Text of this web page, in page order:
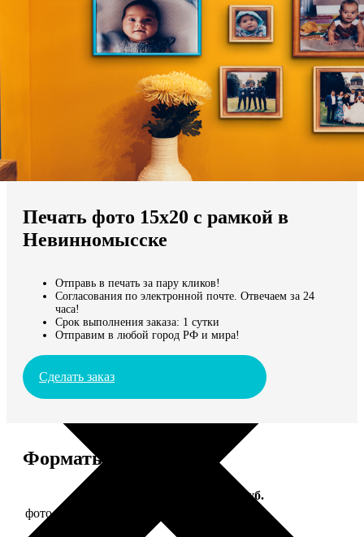
Мы доставляем по всему миру
Продолжить без города
Печать фото 15х20 с рамкой в
Невинномысске
Отправь в печать за пару кликов!
Согласования по электронной почте. Отвечаем за 24
часа!
Срок выполнения заказа: 1 сутки
Отправим в любой город РФ и мира!
Сделать заказ
Форматы и цены
Цена, руб.
фото 15х20 в деревянной рамке